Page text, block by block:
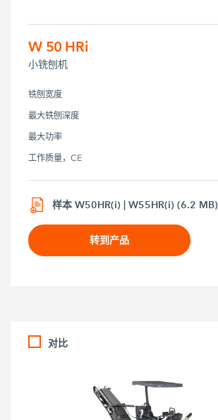
W 50 HRi
小铣刨机
铣刨宽度
最大铣刨深度
最大功率
工作质量，CE
样本 W50HR(i) | W55HR(i) (6.2 MB)
转到产品
对比